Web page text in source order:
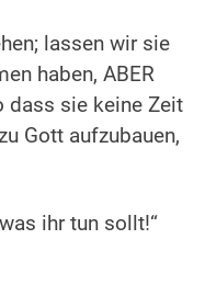
lassen wir sie
haben, ABER
dass sie keine Zeit
Gott aufzubauen,
ihr tun sollt!“